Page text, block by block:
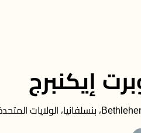
إيكنبرج